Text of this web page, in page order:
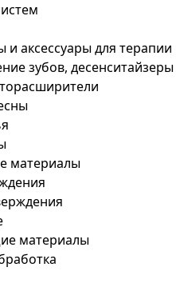
аксессуары для терапии
зубов, десенситайзеры
материалы
материалы